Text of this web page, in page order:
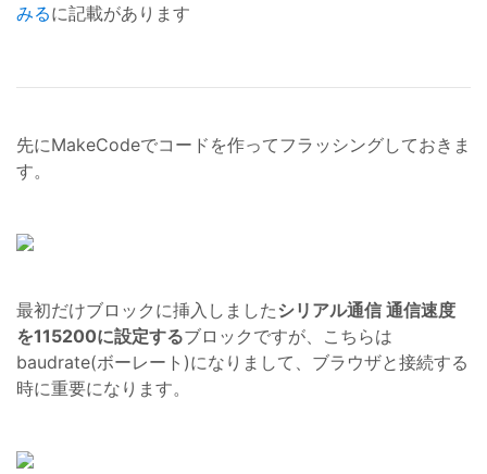
みるに記載があります
先にMakeCodeでコードを作ってフラッシングしておきま
す。
最初だけブロックに挿入しました シリアル通信 通信速度
を115200に設定するブロックですが、こちらは
baudrate(ボーレート)になりまして、ブラウザと接続する
時に重要になります。